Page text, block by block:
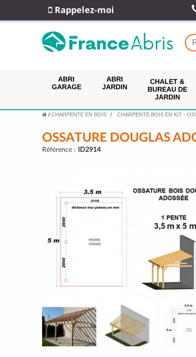
Rappelez-moi
ABRI
GARAGE
ABRI
JARDIN
CHALET &
BUREAU DE
JARDIN
/ CHARPENTE EN BOIS CHARPENTE BOIS EN KIT -
OSSATURE DOUGLAS
Référence : ID2914